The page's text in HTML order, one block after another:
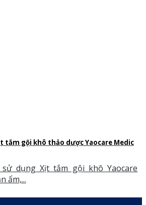
tắm gội khô thảo dược Yaocare Medic
dụng Xịt tắm gội khô Yaocare
ẩm,...